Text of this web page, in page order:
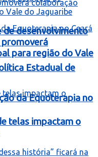
Estadual de
da Equoterapia no
de desenvolvimento
promoverá
para região do Vale
telas impactam o